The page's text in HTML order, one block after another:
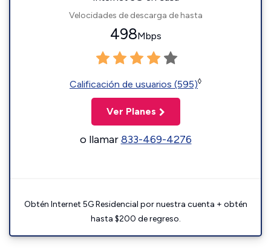
Velocidades de descarga de hasta
498Mbps
Calificación de usuarios (595)◊
Ver Planes
o llamar833-469-4276
Obtén Internet 5G Residencial por nuestra cuenta + obtén
hasta $200 de regreso.